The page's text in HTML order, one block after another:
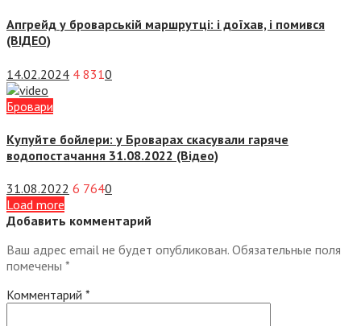
Апгрейд у броварській маршрутці: і доїхав, і помився
(ВІДЕО)
14.02.2024 4 8310
Бровари
Купуйте бойлери: у Броварах скасували гаряче
водопостачання 31.08.2022 (Відео)
31.08.2022 6 7640
Load more
Добавить комментарий
Ваш адрес email не будет опубликован. Обязательные поля
помечены *
Комментарий *